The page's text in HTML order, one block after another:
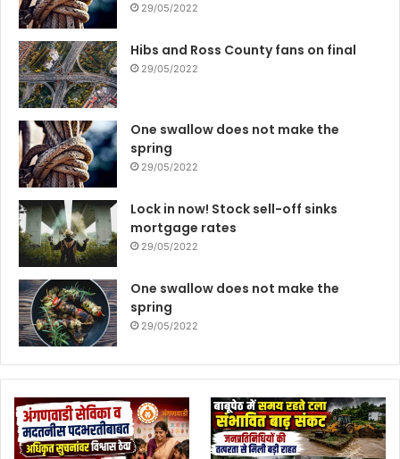
29/05/2022
Hibs and Ross County fans on final
29/05/2022
One swallow does not make the
spring
29/05/2022
Lock in now! Stock sell-off sinks
mortgage rates
29/05/2022
One swallow does not make the
spring
29/05/2022